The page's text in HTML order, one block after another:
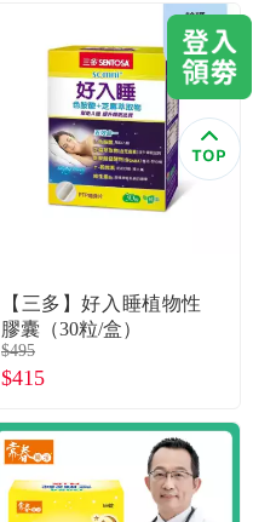
【三多】好入睡植物性
膠囊（30粒/盒）
$495
$415